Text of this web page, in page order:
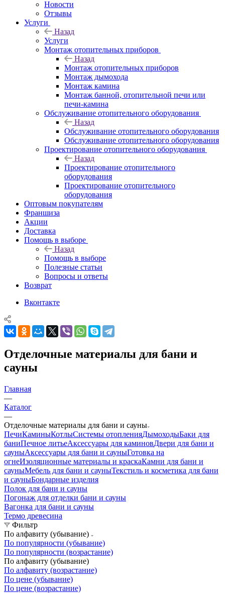
Новости
Отзывы
Услуги
Назад
Услуги
Монтаж отопительных приборов
Назад
Монтаж отопительных приборов
Монтаж дымохода
Монтаж камина
Монтаж банной, отопительной печи или
печи-камина
Обслуживание отопительного оборудования
Назад
Обслуживание отопительного оборудования
Обслуживание отопительного оборудования
Проектирование отопительного оборудования
Назад
Проектирование отопительного
оборудования
Проектирование отопительного
оборудования
Оптовым покупателям
Франшиза
Акции
Доставка
Помощь в выборе
Назад
Помощь в выборе
Полезные статьи
Вопросы и ответы
Возврат
Вконтакте
Отделочные материалы для бани и
сауны
Главная
—
Каталог
—
Отделочные материалы для бани и сауны
ПечиКаминыКотлыСистемы отопленияДымоходыБаки для
баниПечное литьеАксессуары для каминовДвери для бани и
сауныАксессуары для бани и сауныГотовка на
огнеИзоляционные материалы и краскаКамни для бани и
сауныМебель для бани и сауныТекстиль и косметика для бани
и сауныБондарные изделия
Полок для бани и сауны
Погонаж для отделки бани и сауны
Вагонка для бани и сауны
Термо древесина
Фильтр
По алфавиту (убывание)
По популярности (убывание)
По популярности (возрастание)
По алфавиту (убывание)
По алфавиту (возрастание)
По цене (убывание)
По цене (возрастание)